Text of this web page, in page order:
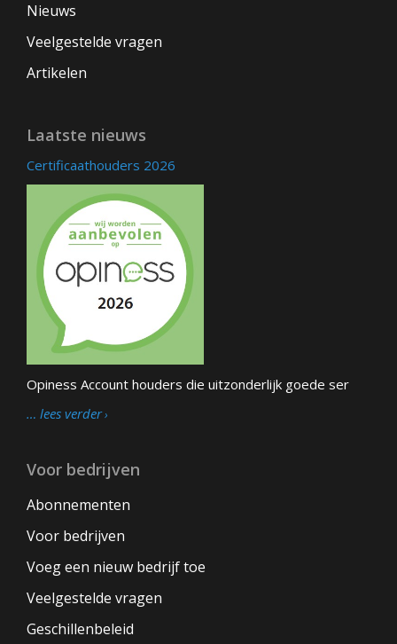
Nieuws
Veelgestelde vragen
Artikelen
Laatste nieuws
Certificaathouders 2026
Opiness Account houders die uitzonderlijk goede ser
… lees verder
Voor bedrijven
Abonnementen
Voor bedrijven
Voeg een nieuw bedrijf toe
Veelgestelde vragen
Geschillenbeleid